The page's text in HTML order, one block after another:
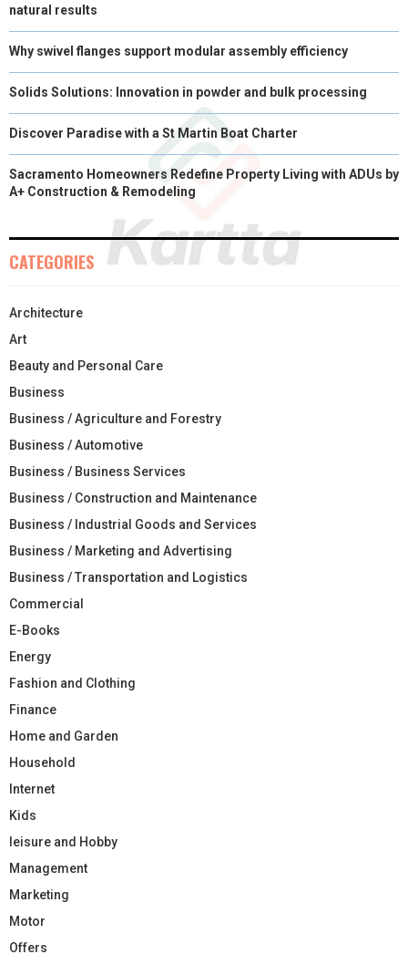
natural results
Why swivel flanges support modular assembly efficiency
Solids Solutions: Innovation in powder and bulk processing
Discover Paradise with a St Martin Boat Charter
Sacramento Homeowners Redefine Property Living with ADUs by
A+ Construction & Remodeling
CATEGORIES
Architecture
Art
Beauty and Personal Care
Business
Business / Agriculture and Forestry
Business / Automotive
Business / Business Services
Business / Construction and Maintenance
Business / Industrial Goods and Services
Business / Marketing and Advertising
Business / Transportation and Logistics
Commercial
E-Books
Energy
Fashion and Clothing
Finance
Home and Garden
Household
Internet
Kids
leisure and Hobby
Management
Marketing
Motor
Offers